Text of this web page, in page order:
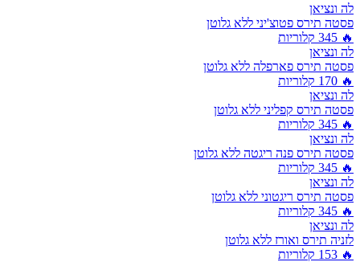
לה ונציאן
פסטה תירס פטוצ'יני ללא גלוטן
🔥
345 קלוריות
לה ונציאן
פסטה תירס פארפלה ללא גלוטן
🔥
170 קלוריות
לה ונציאן
פסטה תירס קפליני ללא גלוטן
🔥
345 קלוריות
לה ונציאן
פסטה תירס פנה ריגטה ללא גלוטן
🔥
345 קלוריות
לה ונציאן
פסטה תירס ריגטוני ללא גלוטן
🔥
345 קלוריות
לה ונציאן
לזניה תירס ואורז ללא גלוטן
🔥
153 קלוריות